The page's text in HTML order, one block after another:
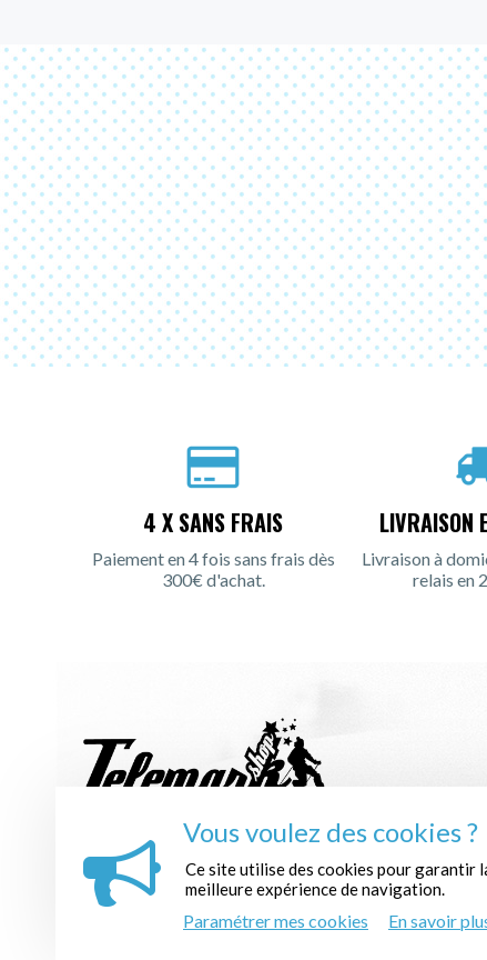
4 X SANS FRAIS
Paiement en 4 fois sans frais dès
300€ d'achat.
Livraison à
relais en
INSCRIPTION À LA NEWSLETTER :
Vous voulez des cookies ?
Ce site utilise des cookies pour garantir
meilleure expérience de navigation.
Paramétrer mes cookies En savoir